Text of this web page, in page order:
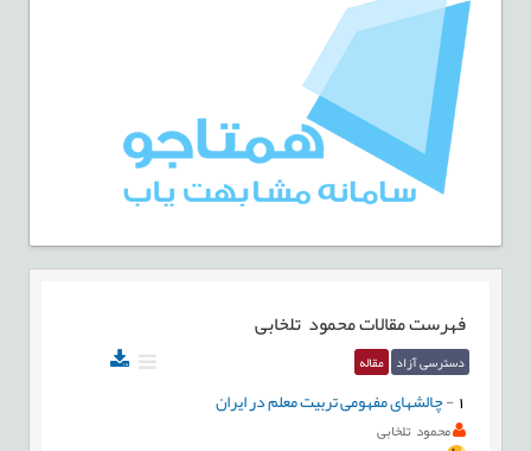
فهرست مقالاتمحمود تلخابی
دسترسی آزاد مقاله
-چالشهای مفهومی تربیت معلم در ایران
محمود تلخابی